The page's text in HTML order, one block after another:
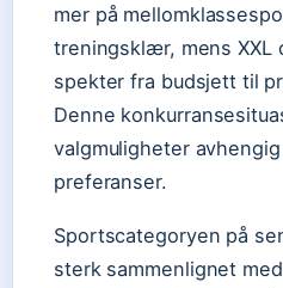
mer på
treningsklær, mens XXL
spekter fra budsjett til
Denne
valgmuligheter
preferanser.
Sportscategoryen på
sterk sammenlignet